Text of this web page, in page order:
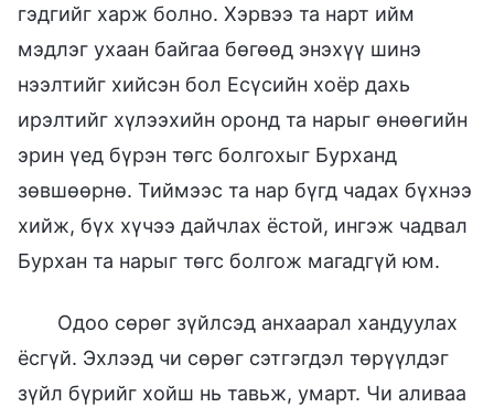
гэдгийг харж болно. Хэрвээ та нарт ийм
мэдлэг ухаан байгаа бөгөөд энэхүү шинэ
нээлтийг хийсэн бол Есүсийн хоёр дахь
ирэлтийг хүлээхийн оронд та нарыг өнөөгийн
эрин үед бүрэн төгс болгохыг Бурханд
зөвшөөрнө. Тиймээс та нар бүгд чадах бүхнээ
хийж, бүх хүчээ дайчлах ёстой, ингэж чадвал
Бурхан та нарыг төгс болгож магадгүй юм.
Одоо сөрөг зүйлсэд анхаарал хандуулах
ёсгүй. Эхлээд чи сөрөг сэтгэгдэл төрүүлдэг
зүйл бүрийг хойш нь тавьж, умарт. Чи аливаа